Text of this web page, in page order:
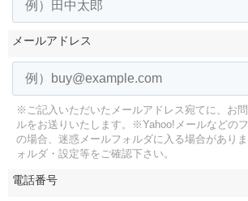
メールアドレス
※ご記入いただいたメールアドレス宛てに、お
ルをお送りいたします。
※Yahoo!メールなどの
の場合、迷惑メールフォルダに入る場合がありま
ォルダ・設定等をご確認下さい。
電話番号